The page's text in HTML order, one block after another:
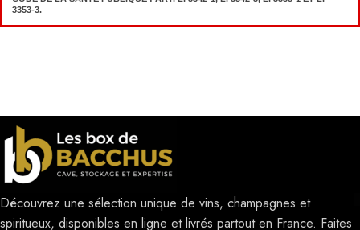
3353-3.
Découvrez une sélection unique de vins, champagnes et
spiritueux, disponibles en ligne et livrés partout en France. Faites